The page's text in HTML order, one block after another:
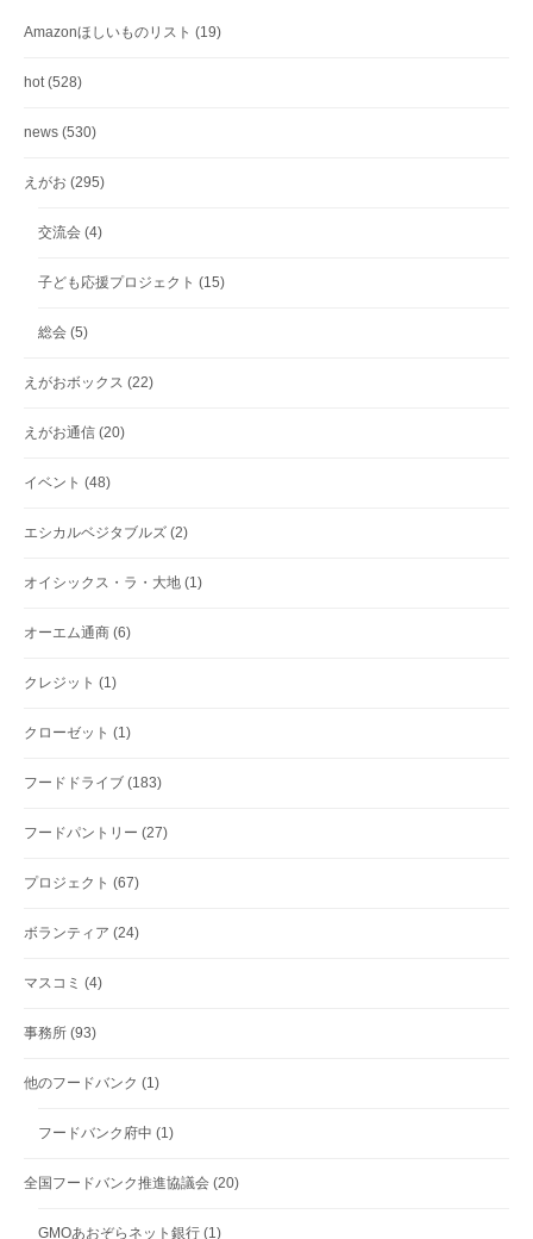
Amazonほしいものリスト (19)
hot (528)
news (530)
えがお (295)
交流会 (4)
子ども応援プロジェクト (15)
総会 (5)
えがおボックス (22)
えがお通信 (20)
イベント (48)
エシカルベジタブルズ (2)
オイシックス・ラ・大地 (1)
オーエム通商 (6)
クレジット (1)
クローゼット (1)
フードドライブ (183)
フードパントリー (27)
プロジェクト (67)
ボランティア (24)
マスコミ (4)
事務所 (93)
他のフードバンク (1)
フードバンク府中 (1)
全国フードバンク推進協議会 (20)
GMOあおぞらネット銀行 (1)